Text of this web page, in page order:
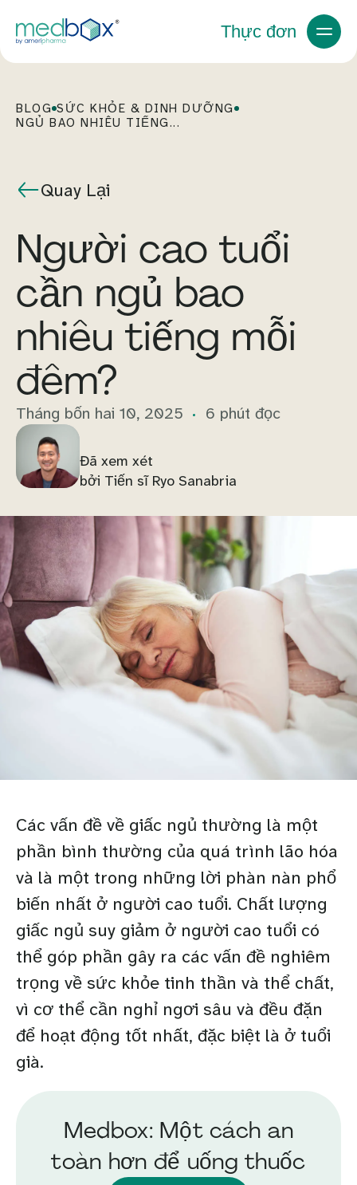
Thực đơn
BLOG SỨC KHỎE & DINH DƯỠNG
NGỦ BAO NHIÊU TIẾNG...
Quay Lại
Người cao tuổi
cần ngủ bao
nhiêu tiếng mỗi
đêm?
Tháng bốn hai 10, 2025 6 phút đọc
Đã xem xét
bởi Tiến sĩ Ryo Sanabria
Các vấn đề về giấc ngủ thường là một
phần bình thường của quá trình lão hóa
và là một trong những lời phàn nàn phổ
biến nhất ở người cao tuổi. Chất lượng
giấc ngủ suy giảm ở người cao tuổi có
thể góp phần gây ra các vấn đề nghiêm
trọng về sức khỏe tinh thần và thể chất,
vì cơ thể cần nghỉ ngơi sâu và đều đặn
để hoạt động tốt nhất, đặc biệt là ở tuổi
già.
Medbox: Một cách an
toàn hơn để uống thuốc